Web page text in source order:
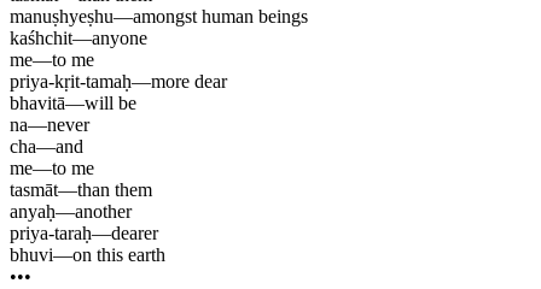
manuṣhyeṣhu—amongst human beings
kaśhchit—anyone
me—to me
priya-kṛit-tamaḥ—more dear
bhavitā—will be
na—never
cha—and
me—to me
tasmāt—than them
anyaḥ—another
priya-taraḥ—dearer
bhuvi—on this earth
•••